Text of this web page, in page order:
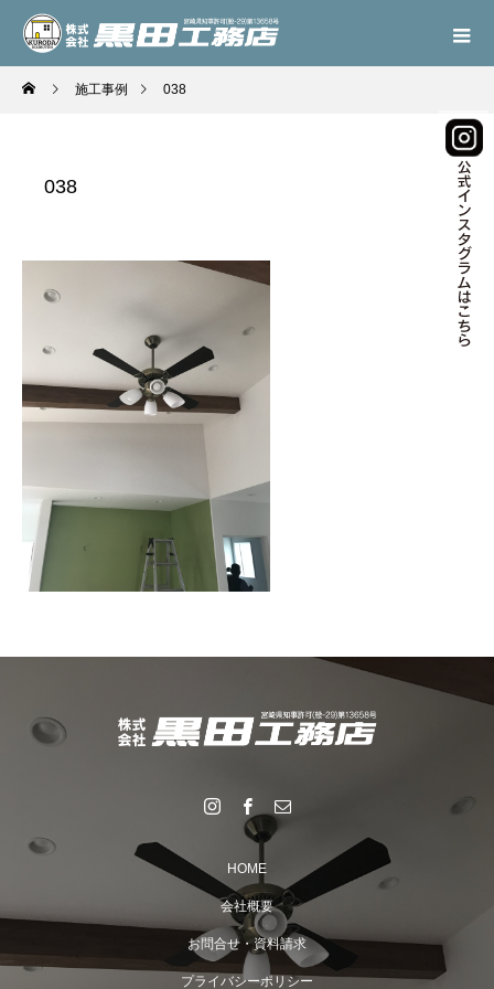
施工事例 038
038
HOME
会社概要
お問合せ・資料請求
プライバシーポリシー